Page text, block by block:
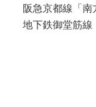
阪急京都線「
地下鉄御堂筋線